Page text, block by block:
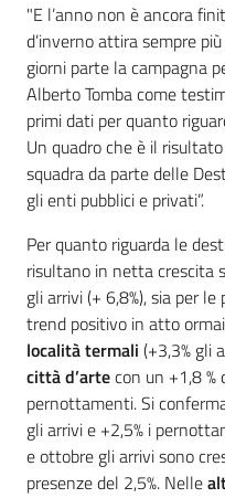
"E l’anno non è ancora
d’inverno attira sempre
giorni parte la campagna
Alberto Tomba come
primi dati per quanto
Un quadro che è il
squadra da parte delle
gli enti pubblici e privati”.
Per quanto riguarda le
risultano in netta crescita
gli arrivi (+ 6,8%), sia per
trend positivo in atto
località termali (+3,3% gli
città d’artecon un +1,8 %
pernottamenti. Si
gli arrivi e +2,5% i
e ottobre gli arrivi sono
presenze del 2,5%. Nelle